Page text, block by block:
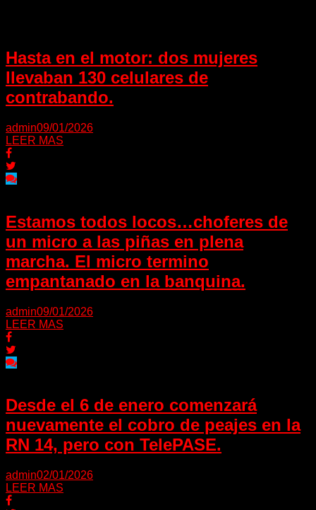
Hasta en el motor: dos mujeres
llevaban 130 celulares de
contrabando.
admin09/01/2026
LEER MAS
Estamos todos locos…choferes de
un micro a las piñas en plena
marcha. El micro termino
empantanado en la banquina.
admin09/01/2026
LEER MAS
Desde el 6 de enero comenzará
nuevamente el cobro de peajes en la
RN 14, pero con TelePASE.
admin02/01/2026
LEER MAS